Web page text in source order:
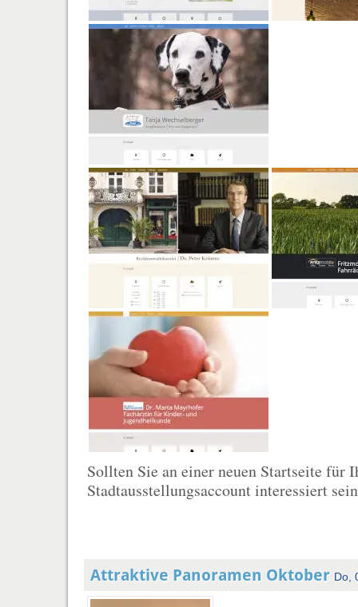
Sollten Sie an einer neuen Startseite für
Stadtausstellungsaccount interessiert
Attraktive Panoramen Oktober Do,